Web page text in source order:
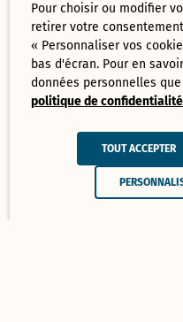
Pour choisir ou modifier
retirer votre
« Personnaliser vos
bas d'écran. Pour en
données personnelles
politique de confidentialité
TOUT ACCEPTER